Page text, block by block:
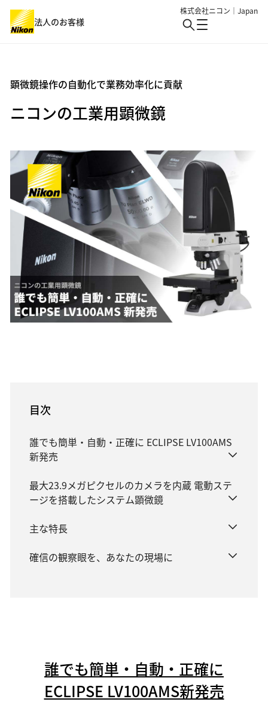
法人のお客様
株式会社ニコン｜Japan
製品・サービス
製品・サービス : Top
生物用観察・検査
アイケア
細胞受託生産
産業・特注
ロボット制御
産業用観察・検査
産業用測定・計測
測量・測位
宇宙・天体機器
特注・カスタマイズ
FPD露光
フレキシブルエレクトロニクス
L-PBF方式金属3Dプリンター（AM装置）
レーザー除去加工機
材料加工ソリューション
金型製作・射出成型
素材・部品
映像制作・業務用撮影
遠隔監視モニタリング
3Dモデル制作
データ管理・業務支援
業界
半導体・エレクトロニクス
機械・重工業・建設
バイオ・メディカル
情報・メディア
自動車・航空・宇宙
資源・エネルギー・素材
イベント
ニュース
総合トップ
個人のお客様
カメラ、レンズ、双眼鏡、補聴器など日常を豊かに彩る商品・ソ
リューション
企業情報
顕微鏡操作の自動化で業務効率化に貢献
ニコンの工業用顕微鏡
目次
誰でも簡単・自動・正確に ECLIPSE LV100AMS
新発売
最大23.9メガピクセルのカメラを内蔵 電動ステ
ージを搭載したシステム顕微鏡
主な特長
確信の観察眼を、あなたの現場に
誰でも簡単・自動・正確に
ECLIPSE LV100AMS新発売